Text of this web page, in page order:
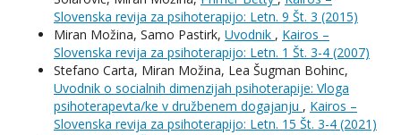
Slovenska revija za psihoterapijo: Letn. 9 Št. 3 (2015)
Miran Možina, Samo Pastirk, Uvodnik , Kairos –
Slovenska revija za psihoterapijo: Letn. 1 Št. 3-4 (2007)
Stefano Carta, Miran Možina, Lea Šugman Bohinc,
Uvodnik o socialnih dimenzijah psihoterapije: Vloga
psihoterapevta/ke v družbenem dogajanju , Kairos –
Slovenska revija za psihoterapijo: Letn. 15 Št. 3-4 (2021)